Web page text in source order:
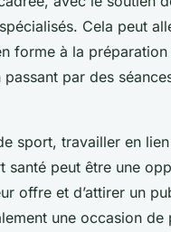
Cela peut
forme à la préparation
par des
sport, travailler en
santé peut être une
offre et d’attirer un
une occasion